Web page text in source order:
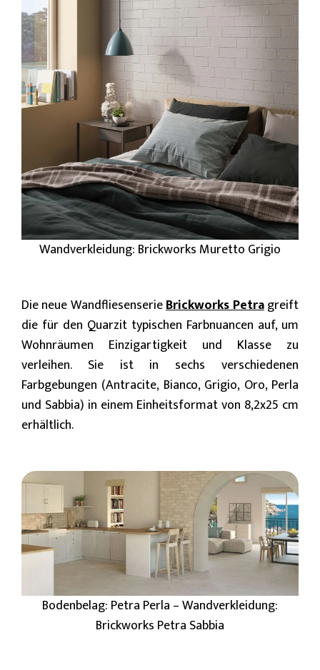
Wandverkleidung: Brickworks Muretto Grigio
Die neue WandfliesenserieBrickworks Petragreift
die für den Quarzit typischen Farbnuancen auf, um
Wohnräumen Einzigartigkeit und Klasse zu
verleihen. Sie ist in sechs verschiedenen
Farbgebungen (Antracite, Bianco, Grigio, Oro, Perla
und Sabbia) in einem Einheitsformat von 8,2x25 cm
erhältlich.
Bodenbelag: Petra Perla – Wandverkleidung:
Brickworks Petra Sabbia